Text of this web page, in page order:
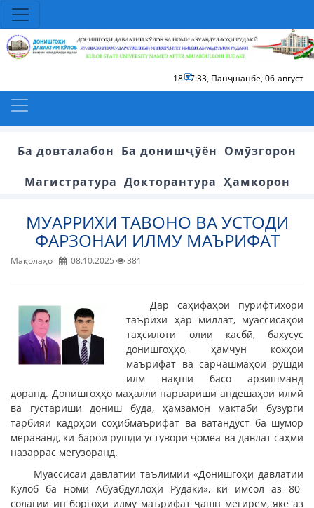
18:27:33, Панҷшанбе, 06-август
Ба довталабон Ба донишҷӯён Омӯзгорон
Магистратура Докторантура Ҳамкорон
МУАРРИХИ ТАВОНО ВА УСТОДИ
ФАРЗОНАИ ИЛМУ МАЪРИФАТ
Мақолаҳо 08.10.2025 381
Дар саҳифаҳои пурифтихори
таърихи ҳар миллат, муассисаҳои
таҳсилоти олии касбӣ, бахусус
донишгоҳҳо, ҳамчун кохҳои
маърифат ва сарчашмаҳои рушди
илм нақши басо арзишманд
доранд. Донишгоҳҳо маҳалли парвариши андешаҳои илмӣ
ва густариши дониш буда, ҳамзамон мактаби бузурги
тарбияи кадрҳои соҳибмаърифат ва ватандӯст ба шумор
мераванд, ки барои рушди устувори ҷомеа ва давлат саҳми
назаррас мегузоранд.
Муассисаи давлатии таълимии «Донишгоҳи давлатии
Кӯлоб ба номи Абуабдуллоҳи Рӯдакӣ», ки имсол аз 80-
солагии ин боргоҳи илму маърифат ҷашн мегирем, яке аз